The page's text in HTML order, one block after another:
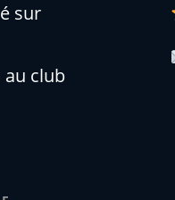
sur
au club